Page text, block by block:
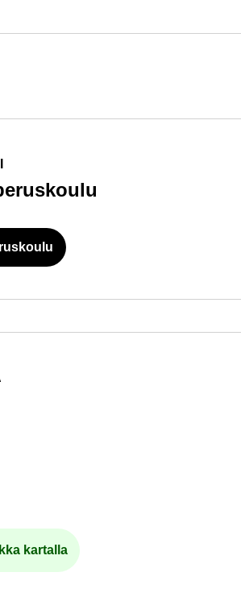
pal­ve­lu avau­tuu uu­del­le vä­li­leh­del­le
pal­ve­lu avau­tuu uu­del­le vä­li­leh­del­le
kar­tal­la